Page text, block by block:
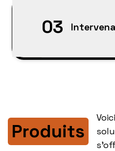
03
Produits